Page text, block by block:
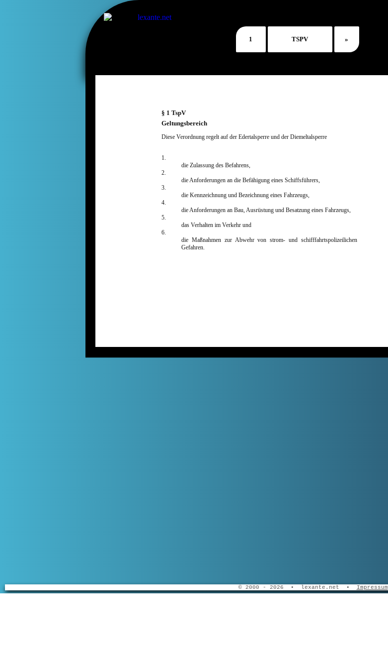
© 2000 - 2026 • lexante.net • Impressum
§ 1 TspV
Geltungsbereich
Diese Verordnung regelt auf der Edertalsperre und der Diemeltalsperre
1.
die Zulassung des Befahrens,
2.
die Anforderungen an die Befähigung eines Schiffsführers,
3.
die Kennzeichnung und Bezeichnung eines Fahrzeugs,
4.
die Anforderungen an Bau, Ausrüstung und Besatzung eines Fahrzeugs,
5.
das Verhalten im Verkehr und
6.
die Maßnahmen zur Abwehr von strom- und schifffahrtspolizeilichen
Gefahren.